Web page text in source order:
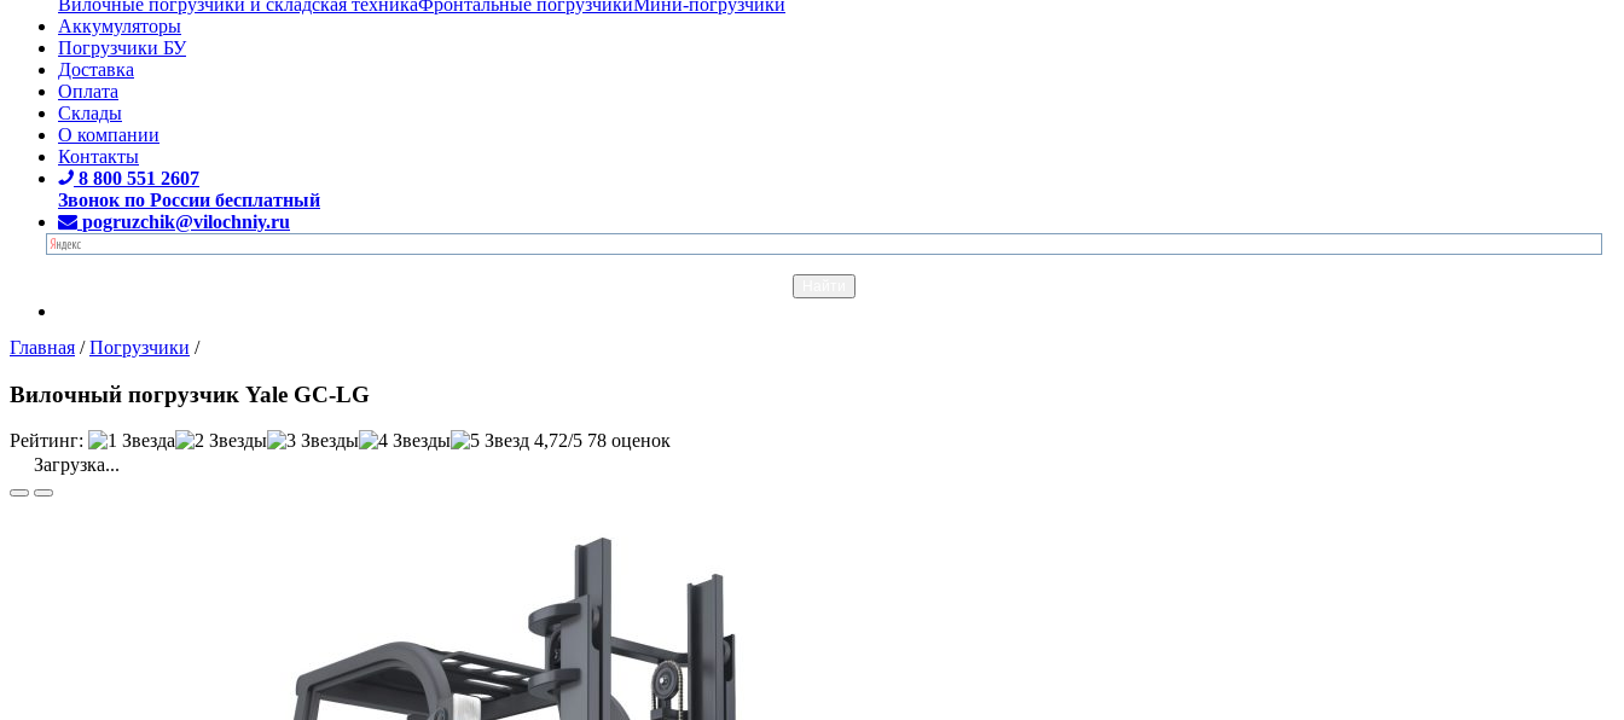
Аккумуляторы
Погрузчики БУ
Доставка
Оплата
Склады
О компании
Контакты
8 800 551 2607
Звонок по России бесплатный
pogruzchik@vilochniy.ru
Главная /Погрузчики /
Вилочный погрузчик Yale GC-LG
Рейтинг: 4,72/5 78 оценок
Загрузка...